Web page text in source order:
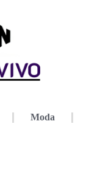
Moda